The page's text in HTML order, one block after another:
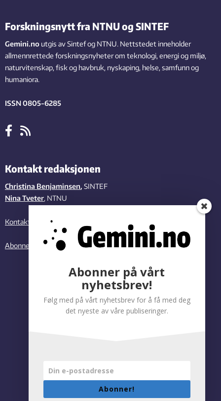
Forskningsnytt fra NTNU og SINTEF
Gemini.no utgis av Sintef og NTNU. Nettstedet inneholder
allmennrettede forskningsnyheter om teknologi, energi og miljø,
naturvitenskap, fisk og havbruk, nyskaping, helse, samfunn og
humaniora.
ISSN 0805-6285
Kontakt redaksjonen
Christina Benjaminsen, SINTEF
Nina Tveter, NTNU
Kontakt oss
Abonner på vårt nyhetsbrev
Personvernregler|Tilgjengelighetserklæring
Abonner på vårt
nyhetsbrev!
Følg med på vårt nyhetsbrev for å få med deg
det nyeste av våre publiseringer.
Abonner!